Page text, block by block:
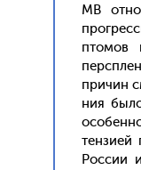
МВ
пто­мов
при­чин
ния
Рос­сии